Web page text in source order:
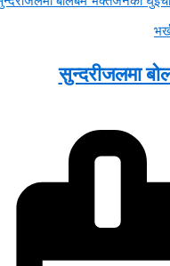
सुन्दरीजलमा